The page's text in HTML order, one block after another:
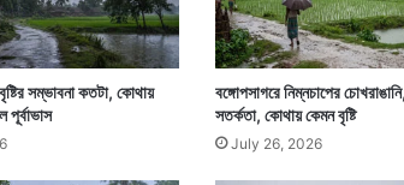
সম্ভাবনা কতটা, কোথায়
পূর্বাভাস
বঙ্গোপসাগরে নিম্নচাপের
সতর্কতা, কোথায় কেমন বৃষ্টি
July 26, 2026